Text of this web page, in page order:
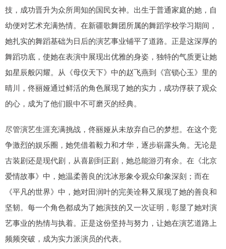
技，成功晋升为众所周知的国民女神。出生于普通家庭的她，自
幼便对艺术充满热情。在新疆歌舞团所属的舞蹈学校学习期间，
她扎实的舞蹈基础为日后的演艺事业铺平了道路。正是这深厚的
舞蹈功底，使她在表演中展现出优雅的身姿，独特的气质更让她
如星辰般闪耀。从《母仪天下》中的赵飞燕到《宫锁心玉》里的
晴川，佟丽娅通过鲜活的角色展现了她的实力，成功俘获了观众
的心，成为了他们眼中不可磨灭的经典。
尽管演艺生涯充满挑战，佟丽娅从未放弃自己的梦想。在这个竞
争激烈的娱乐圈，她凭借着毅力和才华，逐步崭露头角。无论是
古装剧还是现代剧，从喜剧到正剧，她总能游刃有余。在《北京
爱情故事》中，她温柔善良的沈冰形象令观众印象深刻；而在
《平凡的世界》中，她对田润叶的完美诠释又展现了她的善良和
坚韧。每一个角色都成为了她演技的又一次证明，彰显了她对演
艺事业的热情与执着。正是这份坚持与努力，让她在演艺道路上
频频突破，成为实力派演员的代表。